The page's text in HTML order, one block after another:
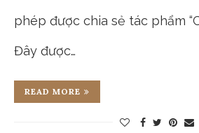
phép được chia sẻ tác phẩm
Đây được…
READ MORE